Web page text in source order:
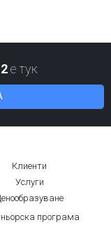
е тук
Клиенти
Услуги
програма